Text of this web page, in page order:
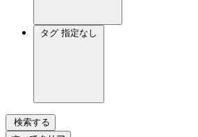
タグ 指定なし
検索する